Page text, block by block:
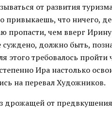
от развития
привыкаешь, что ничего,
пропасти, чем вверг
суждено, должно быть,
этого требовалось пройти
Ира настолько
на перевал Художников.
дрожащей от